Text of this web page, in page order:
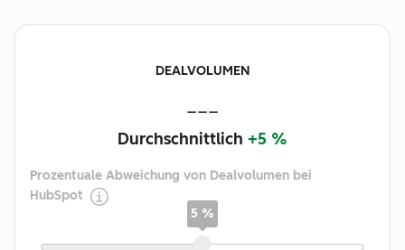
DEALVOLUMEN
---
Durchschnittlich +5 %
Prozentuale Abweichung von Dealvolumen bei
HubSpot
5 %